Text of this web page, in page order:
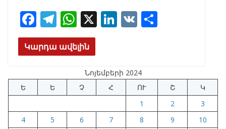
F
ac
e
o
o
k
T
el
e
a
m
W
h
at
A
p
p
X Li
e
dI
n
V
Կարդա ավելին
Նոյեմբերի 2024
Ե
Ե Չ Հ ՈՒ Շ
Կ
1
2
3
4
5 6 7 8 9
10